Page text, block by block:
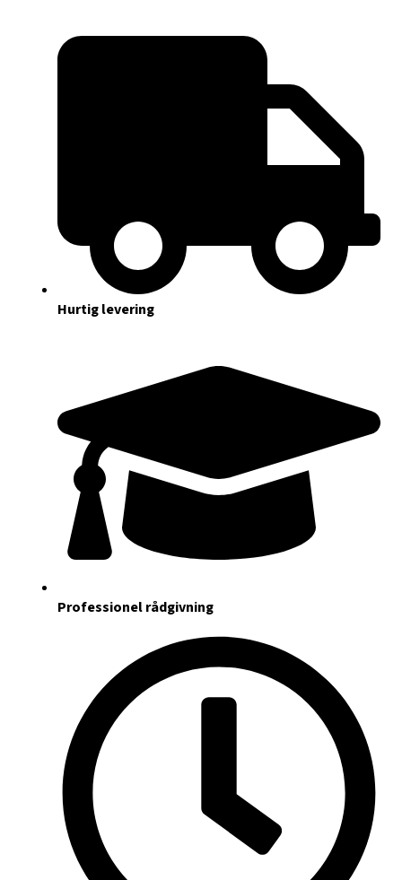
Hurtig levering
Professionel rådgivning